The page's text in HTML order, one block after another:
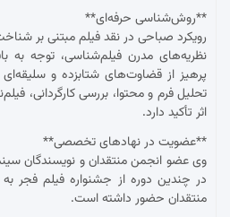
**روش‌شناسی حرفه‌ای**
رویکرد صباحی در نقد فیلم مبتنی بر
نظریه‌های مدرن فیلم‌شناسی، توجه به
پرهیز از قضاوت‌های شتابزده و
تحلیل فرم و محتوا، بررسی کارگردانی،
اثر تأکید دارد.
**عضویت در نهادهای تخصصی**
وی عضو انجمن منتقدان و نویسندگان
در چندین دوره از جشنواره فیلم فجر
منتقدان حضور داشته است.